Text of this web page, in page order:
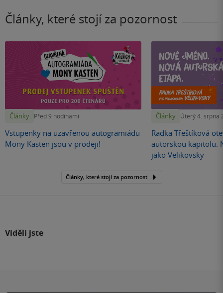
Články, které stojí za pozornost
Články Před 9 hodinami
Vstupenky na uzavřenou autogramiádu
Mony Kasten jsou v prodeji!
Články Úterý 4. srpna
Radka Třeštíková
autorskou kapitolu.
jako Velikovsky
Články, které stojí za pozornost
Viděli jste